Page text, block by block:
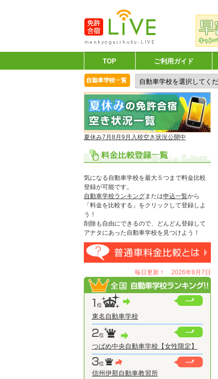
TOP ご利用ガイド
夏休み7月8月9月入校空き状況公開中
気になる自動車学校を最大５つまで料金比較
登録が可能です。
自動車学校ランキングまたは申込一覧から
「料金を比較する」をクリックして登録しよ
う！
削除も自由にできるので、どんどん登録して
アナタにあった自動車学校を見つけよう！
毎日更新！ 2026年8月7日
東名自動車学校
つばめ中央自動車学校【女性限定】
信州伊那自動車教習所